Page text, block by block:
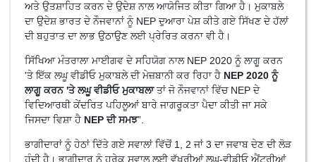
ਅਤੇ ਉਤਸ਼ਾਹਿਤ ਕਰਨ ਦੇ ਉਦੇਸ਼ ਨਾਲ ਆਯੋਜਿਤ ਕੀਤਾ ਗਿਆ ਹੈ। ਮੁਕਾਬਲੇ
ਦਾ ਉਦੇਸ਼ ਭਾਰਤ ਦੇ ਨੌਜਵਾਨਾਂ ਨੂੰ NEP ਦੁਆਰਾ ਪੇਸ਼ ਕੀਤੇ ਗਏ ਸਿੱਖਣ ਦੇ ਹੱਲਾਂ
ਦੀ ਬਹੁਤਾਤ ਦਾ ਲਾਭ ਉਠਾਉਣ ਲਈ ਪ੍ਰੇਰਿਤ ਕਰਨਾ ਵੀ ਹੈ।
ਸਿੱਖਿਆ ਮੰਤਰਾਲਾ ਮਾਈਗਵ ਦੇ ਸਹਿਯੋਗ ਨਾਲ NEP 2020 ਨੂੰ ਲਾਗੂ ਕਰਨ
'ਤੇ ਇੱਕ ਲਘੂ ਵੀਡੀਓ ਮੁਕਾਬਲੇ ਦੀ ਮੇਜ਼ਬਾਨੀ ਕਰ ਰਿਹਾ ਹੈ NEP 2020 ਨੂੰ
ਲਾਗੂ ਕਰਨ 'ਤੇ ਲਘੂ ਵੀਡੀਓ ਮੁਕਾਬਲਾਤਾਂ ਜੋ ਨੌਜਵਾਨਾਂ ਵਿੱਚ NEP ਦੇ
ਵਿਦਿਆਰਥੀ ਕੇਂਦਰਿਤ ਪਹਿਲੂਆਂ ਬਾਰੇ ਜਾਗਰੂਕਤਾ ਪੈਦਾ ਕੀਤੀ ਜਾ ਸਕੇ
ਜਿਸਦਾ ਵਿਸ਼ਾ ਹੈ NEP ਦੀ ਸਮਝ”.
ਭਾਗੀਦਾਰਾਂ ਨੂੰ ਹੇਠਾਂ ਦਿੱਤੇ ਗਏ ਸਵਾਲਾਂ ਵਿੱਚੋਂ 1, 2 ਜਾਂ 3 ਦਾ ਜਵਾਬ ਦੇਣ ਦੀ ਲੋੜ
ਹੁੰਦੀ ਹੈ। ਭਾਗੀਦਾਰ ਨੂੰ ਹਰੇਕ ਸਵਾਲ ਲਈ ਵੱਖਰੀਆਂ ਲਘੂ-ਵੀਡੀਓ ਐਂਟਰੀਆਂ